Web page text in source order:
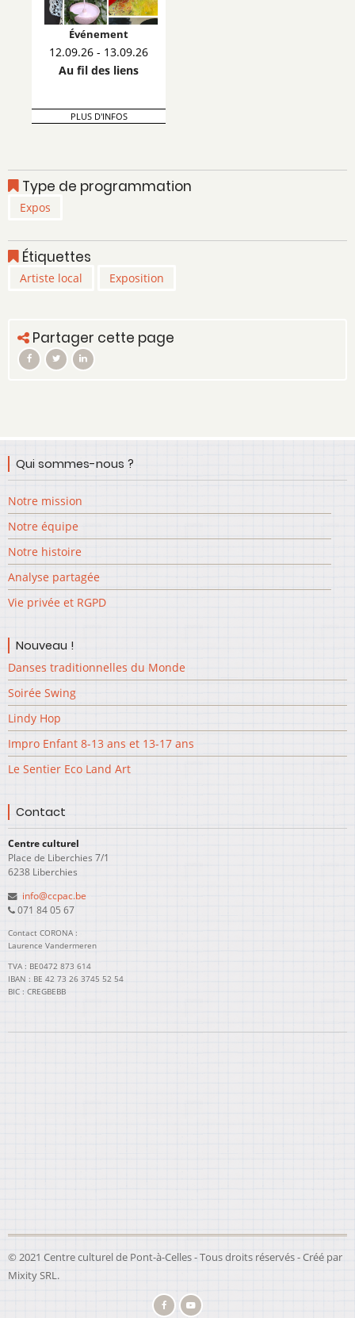
Événement
12.09.26 - 13.09.26
Au fil des liens
PLUS D'INFOS
Type de programmation
Expos
Étiquettes
Artiste local Exposition
Partager cette page
Qui sommes-nous ?
Notre mission
Notre équipe
Notre histoire
Analyse partagée
Vie privée et RGPD
Nouveau !
Danses traditionnelles du Monde
Soirée Swing
Lindy Hop
Impro Enfant 8-13 ans et 13-17 ans
Le Sentier Eco Land Art
Contact
Centre culturel
Place de Liberchies 7/1
6238 Liberchies
info@ccpac.be
071 84 05 67
Contact CORONA :
Laurence Vandermeren
TVA : BE0472 873 614
IBAN : BE 42 73 26 3745 52 54
BIC : CREGBEBB
© 2021 Centre culturel de Pont-à-Celles - Tous droits réservés - Créé par
Mixity SRL.